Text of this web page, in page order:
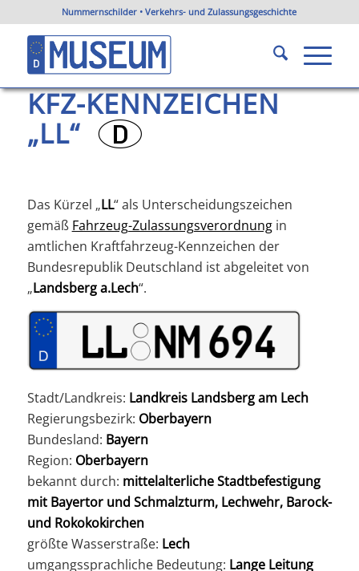
Nummernschilder • Verkehrs- und Zulassungsgeschichte
KFZ-Kennzeichen LL
Du bist hier: Startseite / KFZ-Kennzeichen Bayern
KFZ-Kennzeichen LL
KFZ-KENNZEICHEN
„LL“ ?
Das Kürzel „LL“ als Unterscheidungszeichen
gemäß Fahrzeug-Zulassungsverordnungin
amtlichen Kraftfahrzeug-Kennzeichen der
Bundesrepublik Deutschland ist abgeleitet von
„Landsberg a.Lech“.
Stadt/Landkreis: Landkreis Landsberg am Lech
Regierungsbezirk: Oberbayern
Bundesland: Bayern
Region: Oberbayern
bekannt durch: mittelalterliche Stadtbefestigung
mit Bayertor und Schmalzturm, Lechwehr, Barock-
und Rokokokirchen
größte Wasserstraße: Lech
umgangssprachliche Bedeutung: Lange Leitung